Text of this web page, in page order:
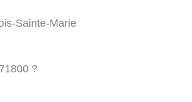
Sainte-Marie
?